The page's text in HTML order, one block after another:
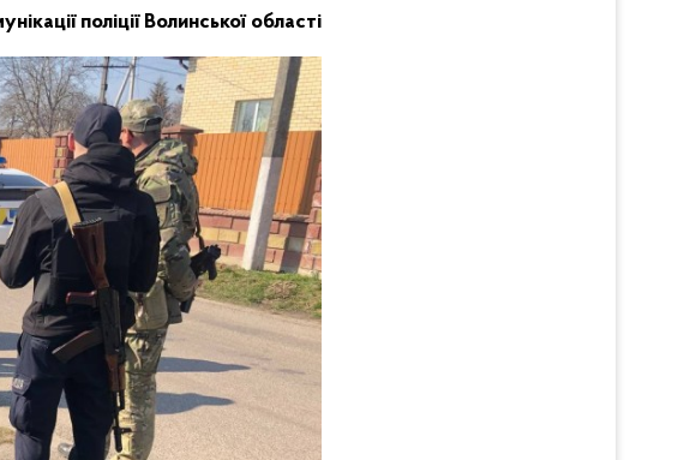
поліції Волинської області